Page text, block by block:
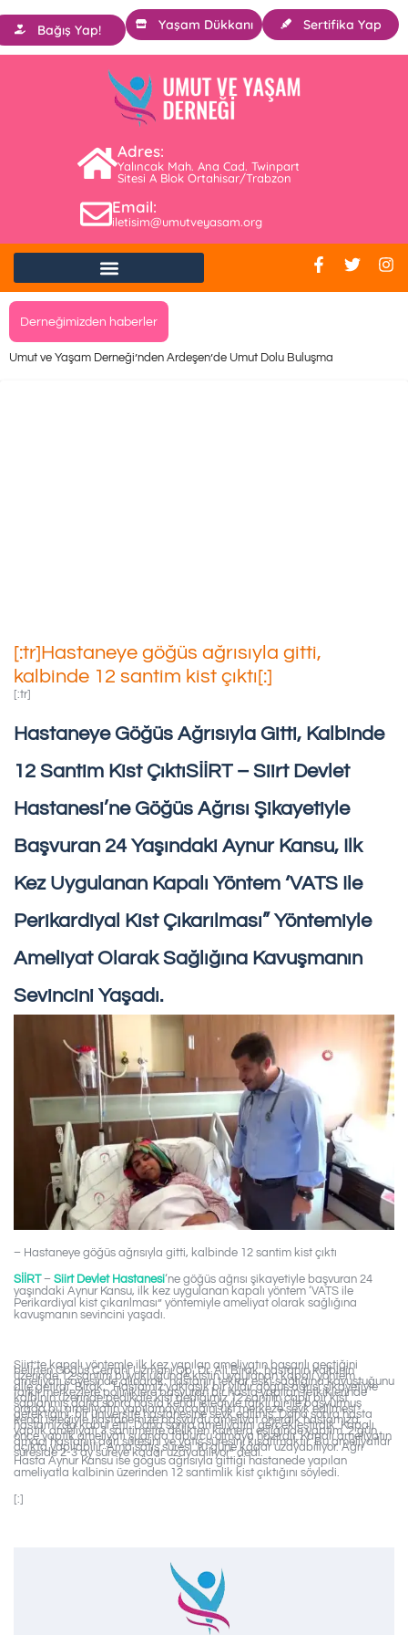
Sertifika Yap
Yaşam Dükkanı
Bağış Yap!
Adres:
Yalıncak Mah. Ana Cad. Twinpart
Sitesi A Blok Ortahisar/Trabzon
Email:
iletisim@umutveyasam.org
Derneğimizden haberler
Umut ve Yaşam Derneği’nden Ardeşen’de Umut Dolu Buluşma
[:tr]Hastaneye göğüs ağrısıyla gitti,
kalbinde 12 santim kist çıktı[:]
[:tr]
Hastaneye Göğüs Ağrısıyla Gitti, Kalbinde
12 Santim Kist ÇıktıSİİRT – Siirt Devlet
Hastanesi’ne Göğüs Ağrısı Şikayetiyle
Başvuran 24 Yaşındaki Aynur Kansu, Ilk
Kez Uygulanan Kapalı Yöntem ‘VATS Ile
Perikardiyal Kist Çıkarılması” Yöntemiyle
Ameliyat Olarak Sağlığına Kavuşmanın
Sevincini Yaşadı.
– Hastaneye göğüs ağrısıyla gitti, kalbinde 12 santim kist çıktı
SİİRT– Siirt Devlet Hastanesi‘ne göğüs ağrısı şikayetiyle başvuran 24
yaşındaki Aynur Kansu, ilk kez uygulanan kapalı yöntem ‘VATS ile
Perikardiyal kist çıkarılması” yöntemiyle ameliyat olarak sağlığına
kavuşmanın sevincini yaşadı.
Siirt’te kapalı yöntemle ilk kez yapılan ameliyatın başarılı geçtiğini
belirten Göğüs Cerrahi Uzmanı Op. Dr. Ali Birak, hastanın kalbinin
üzerinde 12 santim büyüklüğünde kistin uygulanan kapalı yöntem
ameliyatı sayesinde alınarak, hastanın tekrar eski sağlığına kavuştuğunu
dile getirdi. Birak, “Hastamız yaklaşık bir yıldır göğüs ağrısı şikayetiyle
farklı merkezlere poliniklere başvuran bir hasta yapılan tetkiklerinde
kalbinin üzerinde pedikale kist dediğimiz 12 santim çaplı bir kist
saplanmış daha sonra hasta kendi isteğiyle farklı bir ile başvurmuş
orada bu ameliyatın yapılamayacağını üst merkeze sevk edilmesi
gerektiğini, bir üniversite hastanesine sevk edilmiş. Daha sonra hasta
kendi isteğiyle hastanemize başvurdu ameliyat önerdik hastamıza,
hastamızda kabul etti. Daha sonra ameliyatını gerçekleştirdik. Kapalı
yaptık ameliyatı 3 santimetre delikten kamera eşliğinde yaptım. 2 gün
önce yaptık ameliyatı şuanda taburcu olmaya hazırdır. Kapalı ameliyatın
amacı hastanın ağrı süresini ve yatış süresini kısaltmaktır. Bu ameliyatlar
açıkta yapılabilir. Ama satış süresi 10 güne kadar uzayabiliyor. Ağrı
süreside 2-3 ay süreye kadar uzayabiliyor” dedi.
Hasta Aynur Kansu ise gögüs ağrısıyla gittiği hastanede yapılan
ameliyatla kalbinin üzerinden 12 santimlik kist çıktığını söyledi.
[:]